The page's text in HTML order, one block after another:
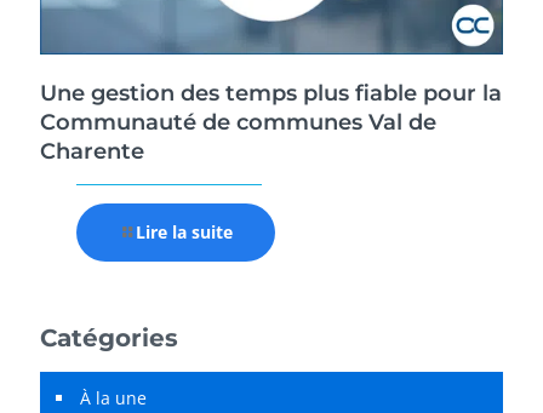
Une gestion des temps plus fiable pour la
Communauté de communes Val de
Charente
Lire la suite
Catégories
À la une